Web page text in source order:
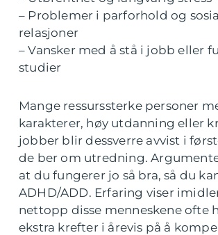
– Problemer i parforhold og
relasjoner
– Vansker med å stå i jobb eller
studier
Mange ressurssterke personer
karakterer, høy utdanning eller
jobber blir dessverre avvist i
de ber om utredning.
at du fungerer jo så bra, så du
ADHD/ADD. Erfaring viser
nettopp disse menneskene ofte
ekstra krefter i årevis på å